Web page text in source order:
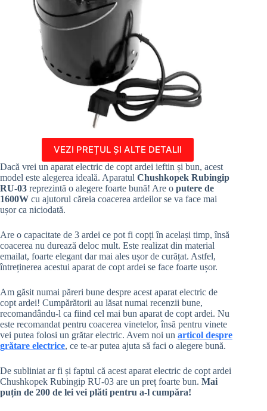
VEZI PREȚUL ȘI ALTE DETALII
Dacă vrei un aparat electric de copt ardei ieftin și bun, acest
model este alegerea ideală. Aparatul Chushkopek Rubingip
RU-03 reprezintă o alegere foarte bună! Are o putere de
1600W cu ajutorul căreia coacerea ardeilor se va face mai
ușor ca niciodată.
Are o capacitate de 3 ardei ce pot fi copți în același timp, însă
coacerea nu durează deloc mult. Este realizat din material
emailat, foarte elegant dar mai ales ușor de curățat. Astfel,
întreținerea acestui aparat de copt ardei se face foarte ușor.
Am găsit numai păreri bune despre acest aparat electric de
copt ardei! Cumpărătorii au lăsat numai recenzii bune,
recomandându-l ca fiind cel mai bun aparat de copt ardei. Nu
este recomandat pentru coacerea vinetelor, însă pentru vinete
vei putea folosi un grătar electric. Avem noi un articol despre
grătare electrice, ce te-ar putea ajuta să faci o alegere bună.
De subliniat ar fi și faptul că acest aparat electric de copt ardei
Chushkopek Rubingip RU-03 are un preț foarte bun. Mai
puțin de 200 de lei vei plăti pentru a-l cumpăra!